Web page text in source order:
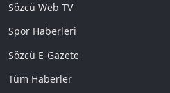
Sözcü Web TV
Spor Haberleri
Sözcü E-Gazete
Tüm Haberler